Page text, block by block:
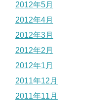
2012年5月
2012年4月
2012年3月
2012年2月
2012年1月
2011年12月
2011年11月